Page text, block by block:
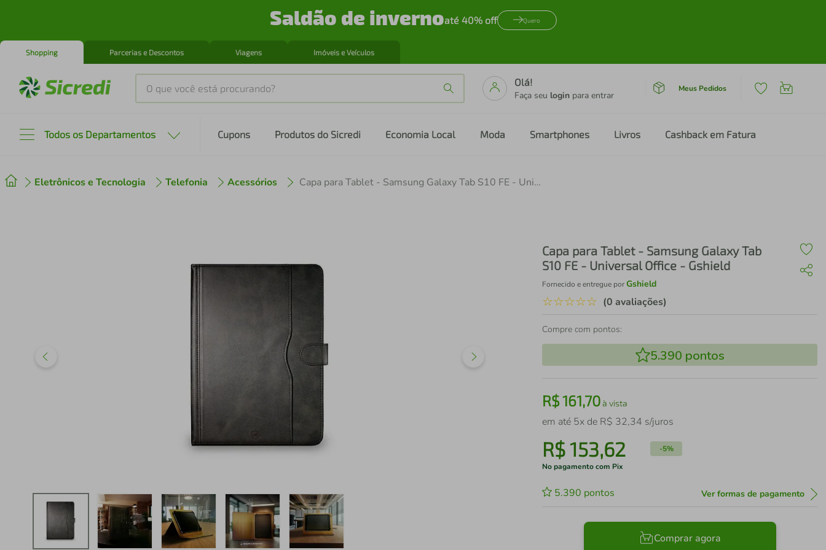
Saldão de invernoaté 40% off Quero
Shopping Parcerias e Descontos Viagens Imóveis e Veículos
O que você está procurando?
Olá!
Faça seu login para entrar
Meus Pedidos
Todos os Departamentos Cupons Produtos do Sicredi Economia Local Moda Smartphones Livros Cashback em Fatura
Eletrônicos e Tecnologia Telefonia Acessórios Capa para Tablet - Samsung Galaxy Tab S10 FE - Universal Office - Gshield
Capa para Tablet - Samsung Galaxy Tab
S10 FE - Universal Office - Gshield
Fornecido e entregue porGshield
☆☆☆☆☆ (0 avaliações)
Compre com pontos:
5.390 pontos
R$161,70à vista
em até 5x de R$ 32,34 s/juros
R$153,62 -5%
No pagamento com Pix
5.390 pontos Ver formas de pagamento
Comprar agora
2º cafeteira